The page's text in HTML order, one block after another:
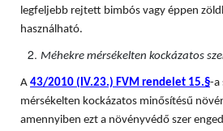
legfeljebb rejtett bimbós vagy éppen
használható.
Méhekre mérsékelten kockázatos
A 43/2010 (IV.23.) FVM rendelet 15.§-a
mérsékelten kockázatos minősítésű
amennyiben ezt a növényvédő szer